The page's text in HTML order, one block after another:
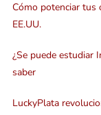
Cómo potenciar tus
EE.UU.
¿Se puede estudiar
saber
LuckyPlata